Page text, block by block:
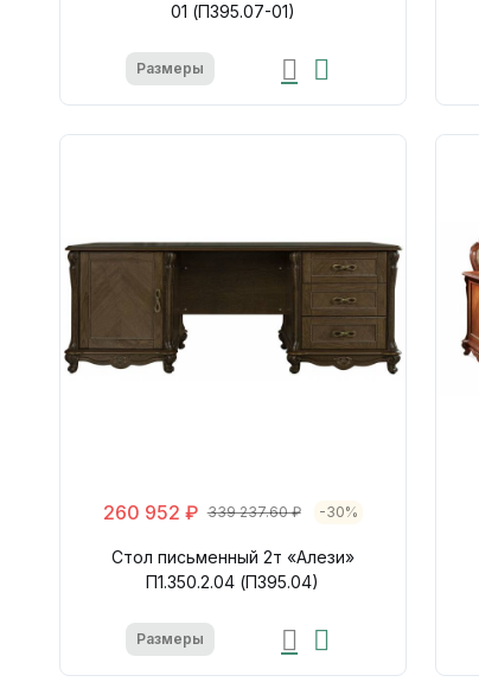
01 (П395.07-01)
Размеры
260 952 ₽ 339 237.60 ₽ -30%
Стол письменный 2т «Алези»
П1.350.2.04 (П395.04)
Размеры